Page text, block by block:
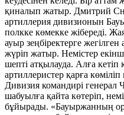
қиналып жатыр. Дмитрий
артиллерия дивизионын
полкке көмекке жібереді.
ауыр зеңбіректерге
жүріп жатыр. Немістер
шепті атқылауда. Алға кетіп
артиллеристер қарға
Дивизия командирі генерал
шабуылға қайта көтеріп,
бұйырады. «Бауыржанның